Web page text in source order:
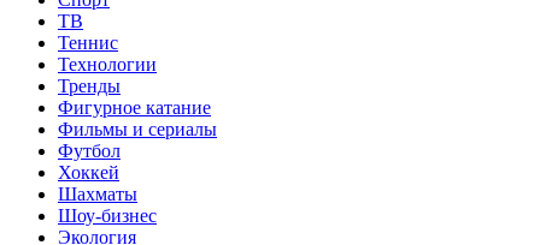
ТВ
Теннис
Технологии
Тренды
Фигурное катание
Фильмы и сериалы
Футбол
Хоккей
Шахматы
Шоу-бизнес
Экология